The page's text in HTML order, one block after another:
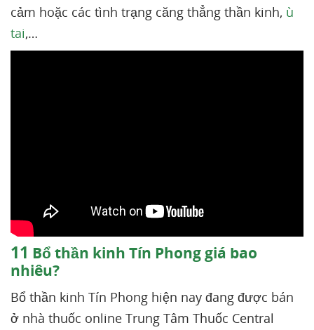
cảm hoặc các tình trạng căng thẳng thần kinh, ù
tai,…
11 Bổ thần kinh Tín Phong giá bao
nhiêu?
Bổ thần kinh Tín Phong hiện nay đang được bán
ở nhà thuốc online Trung Tâm Thuốc Central